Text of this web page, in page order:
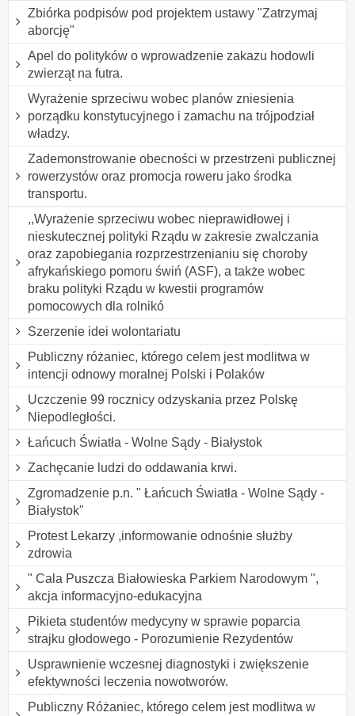
Zbiórka podpisów pod projektem ustawy "Zatrzymaj
aborcję"
Apel do polityków o wprowadzenie zakazu hodowli
zwierząt na futra.
Wyrażenie sprzeciwu wobec planów zniesienia
porządku konstytucyjnego i zamachu na trójpodział
władzy.
Zademonstrowanie obecności w przestrzeni publicznej
rowerzystów oraz promocja roweru jako środka
transportu.
,,Wyrażenie sprzeciwu wobec nieprawidłowej i
nieskutecznej polityki Rządu w zakresie zwalczania
oraz zapobiegania rozprzestrzenianiu się choroby
afrykańskiego pomoru świń (ASF), a także wobec
braku polityki Rządu w kwestii programów
pomocowych dla rolnikó
Szerzenie idei wolontariatu
Publiczny różaniec, którego celem jest modlitwa w
intencji odnowy moralnej Polski i Polaków
Uczczenie 99 rocznicy odzyskania przez Polskę
Niepodległości.
Łańcuch Światła - Wolne Sądy - Białystok
Zachęcanie ludzi do oddawania krwi.
Zgromadzenie p.n. " Łańcuch Światła - Wolne Sądy -
Białystok"
Protest Lekarzy ,informowanie odnośnie służby
zdrowia
" Cala Puszcza Białowieska Parkiem Narodowym ",
akcja informacyjno-edukacyjna
Pikieta studentów medycyny w sprawie poparcia
strajku głodowego - Porozumienie Rezydentów
Usprawnienie wczesnej diagnostyki i zwiększenie
efektywności leczenia nowotworów.
Publiczny Różaniec, którego celem jest modlitwa w